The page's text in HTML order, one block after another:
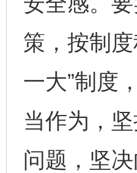
策，按制
一大”制度
当作为，
问题，坚